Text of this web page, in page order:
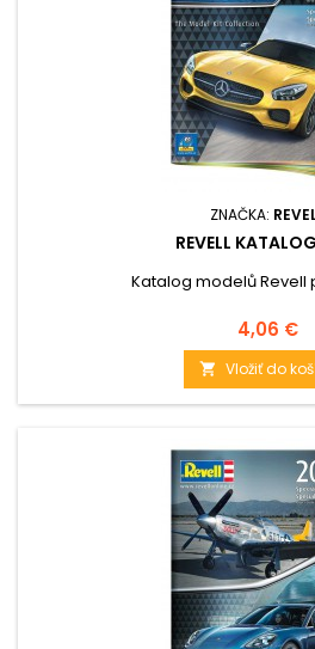
ZNAČKA:
REVELL
Katalog modelů Revell
Cena
4,06 €
 Vložiť do